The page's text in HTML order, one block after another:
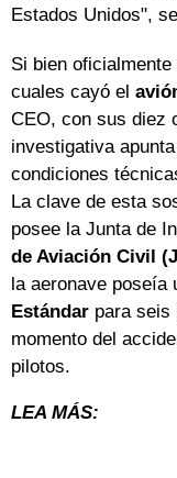
Estados Unidos",
Si bien
cuales cayó el
CEO, con sus diez
investigativa
condiciones
La clave de esta
posee la Junta de
de Aviación Civil
la aeronave poseía
Estándar para seis
momento del
pilotos.
LEA MÁS: